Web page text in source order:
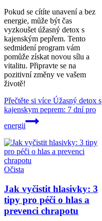
Pokud se cítíte unavení a bez
energie, může být čas
vyzkoušet úžasný detox s
kajenským pepřem. Tento
sedmidení program vám
pomůže získat novou sílu a
vitalitu. Připravte se na
pozitivní změny ve vašem
životě!
Přečtěte si více Úžasný detox s
kajenskym peprem: 7 dní pro
energii
Očista
Jak vyčistit hlasivky: 3
tipy pro péči o hlas a
prevenci chrapotu